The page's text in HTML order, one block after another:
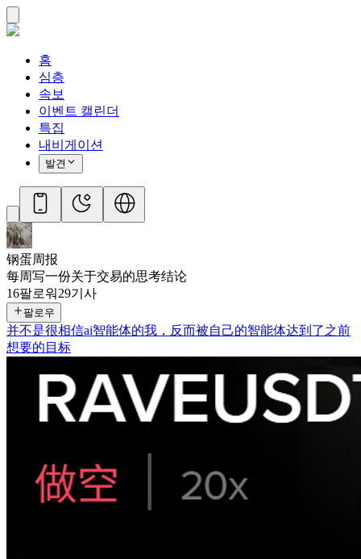
홈
심층
속보
이벤트 캘린더
특집
내비게이션
발견
钢蛋周报
每周写一份关于交易的思考结论
16팔로워 29기사
팔로우
并不是很相信ai智能体的我，反而被自己的智能体达到了之前
想要的目标